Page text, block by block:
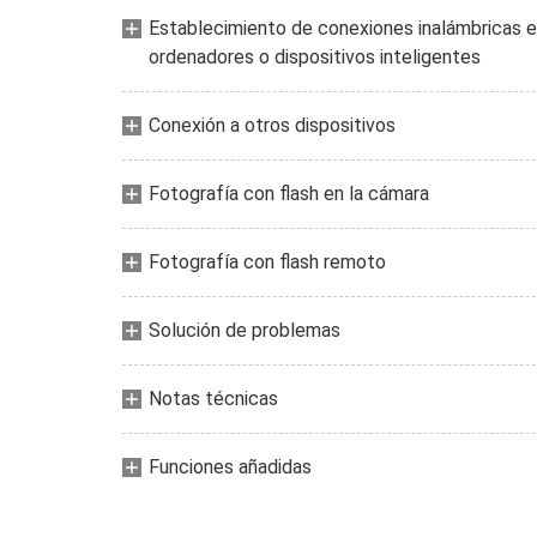
Establecimiento de conexiones inalámbricas
ordenadores o dispositivos inteligentes
Conexión a otros dispositivos
Fotografía con flash en la cámara
Fotografía con flash remoto
Solución de problemas
Notas técnicas
Funciones añadidas